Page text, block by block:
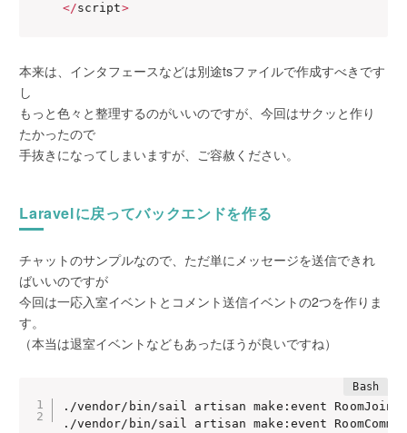
</script>
本来は、インタフェースなどは別途tsファイルで作成すべきです
し
もっと色々と整理するのがいいのですが、今回はサクッと作り
たかったので
手抜きになってしまいますが、ご容赦ください。
Laravelに戻ってバックエンドを作る
チャットのサンプルなので、ただ単にメッセージを送信できれ
ばいいのですが
今回は一応入室イベントとコメント送信イベントの2つを作りま
す。
（本当は退室イベントなどもあったほうが良いですね）
./vendor/bin/sail artisan make:event RoomJoin
./vendor/bin/sail artisan make:event